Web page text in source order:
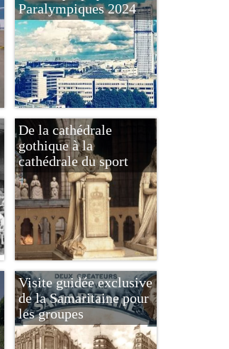
Paralympiques 2024
De la cathédrale
gothique à la
cathédrale du sport
Visite guidée exclusive
de la Samaritaine pour
les groupes